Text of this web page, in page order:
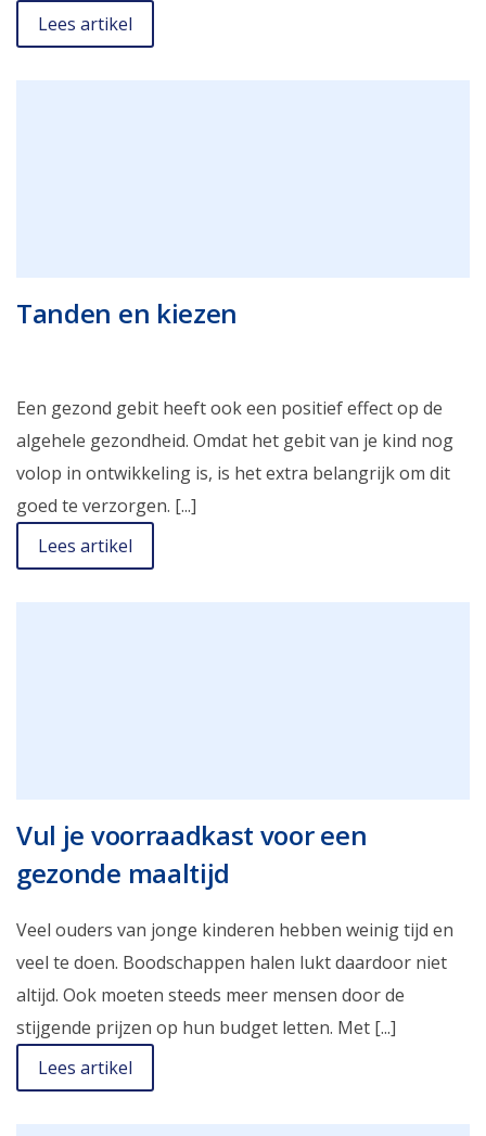
Lees artikel
Tanden en kiezen
Een gezond gebit heeft ook een positief effect op de
algehele gezondheid. Omdat het gebit van je kind nog
volop in ontwikkeling is, is het extra belangrijk om dit
goed te verzorgen. [...]
Lees artikel
Vul je voorraadkast voor een
gezonde maaltijd
Veel ouders van jonge kinderen hebben weinig tijd en
veel te doen. Boodschappen halen lukt daardoor niet
altijd. Ook moeten steeds meer mensen door de
stijgende prijzen op hun budget letten. Met [...]
Lees artikel